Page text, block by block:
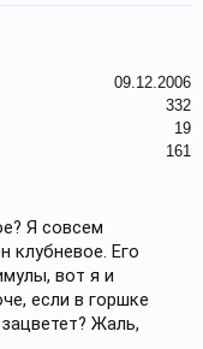
09.12.2006
332
19
161
Я совсем
клубневое. Его
вот я и
если в горшке
Жаль,